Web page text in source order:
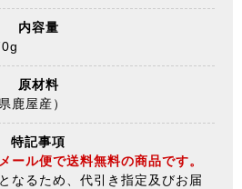
内容量
原材料
鹿屋産）
特記事項
ール便で送料無料の商品です。
なるため、代引き指定及びお届